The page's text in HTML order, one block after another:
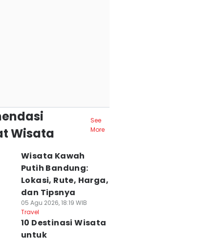
Wisata
See
More
Wisata Kawah
Putih Bandung:
Lokasi, Rute, Harga,
dan Tipsnya
05 Agu 2026, 18:19 WIB
Travel
10 Destinasi Wisata
untuk